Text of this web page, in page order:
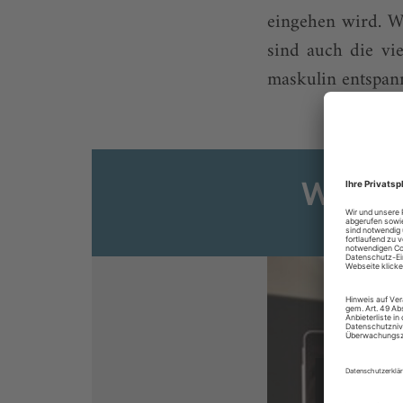
eingehen wird.
sind auch die
maskulin
Sie